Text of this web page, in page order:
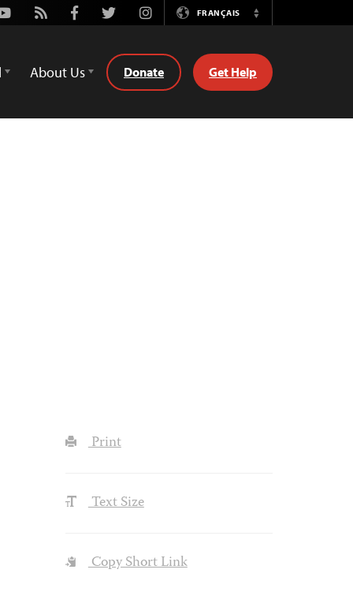
Rss FacebookTwitterInstagramFRANÇAIS
Switch
About Us Donate Get Help
Print
Text Size
Copy Short Link